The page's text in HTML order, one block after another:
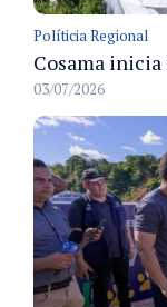
Políticia Regional
03/07/2026